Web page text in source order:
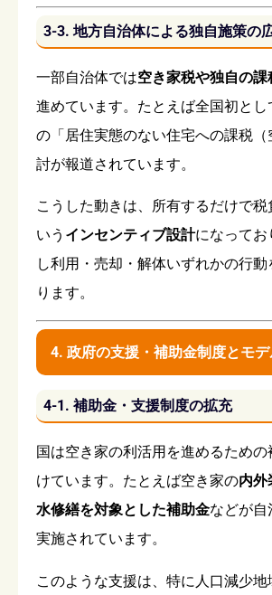
3-3. 地方自治体による独自施策の
一部自治体では空き家税や独自の課
進めています。たとえば全国初と
の「居住実態のない住宅への課税（
討が報道されています。
こうした動きは、所有するだけで税
いう インセンティブ設計になってお
し利用・売却・解体いずれかの行
ります。
4. 政府の支援・補助金制度とモ
4-1. 補助金・支援制度の拡充
国は空き家の利活用を進めるため
けています。たとえば空き家の内外
水修繕を対象とした補助金などが自
実施されています。
このような支援は、特に人口減少